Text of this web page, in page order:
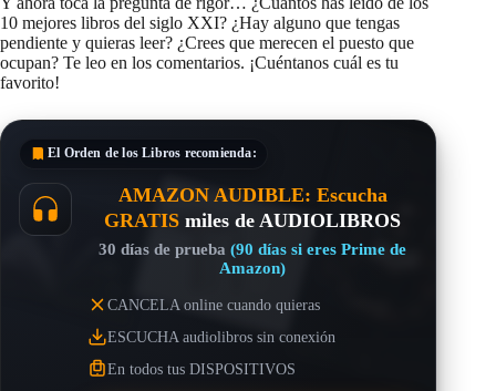
10 mejores libros del siglo XXI? ¿Hay alguno que tengas
pendiente y quieras leer? ¿Crees que merecen el puesto que
ocupan? Te leo en los comentarios. ¡Cuéntanos cuál es tu
favorito!
El Orden de los Libros recomienda:
AMAZON AUDIBLE: Escucha
GRATIS miles de AUDIOLIBROS
30 días de prueba(90 días si eres Prime de
Amazon)
CANCELA online cuando quieras
ESCUCHA audiolibros sin conexión
En todos tus DISPOSITIVOS